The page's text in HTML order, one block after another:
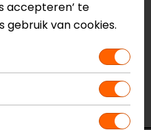
accepteren’ te
gebruik van cookies.